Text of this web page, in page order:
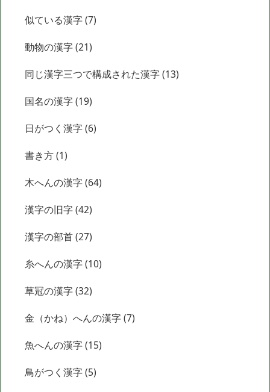
似ている漢字(7)
動物の漢字(21)
同じ漢字三つで構成された漢字(13)
国名の漢字(19)
日がつく漢字(6)
書き方(1)
木へんの漢字(64)
漢字の旧字(42)
漢字の部首(27)
糸へんの漢字(10)
草冠の漢字(32)
金（かね）へんの漢字(7)
魚へんの漢字(15)
鳥がつく漢字(5)